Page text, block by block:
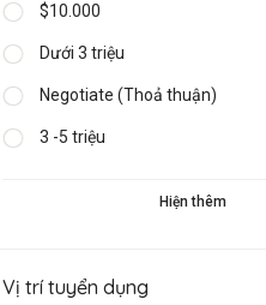
$10.000
Dưới 3 triệu
Negotiate (Thoả thuận)
3 -5 triệu
Hiện thêm
Vị trí tuyển dụng